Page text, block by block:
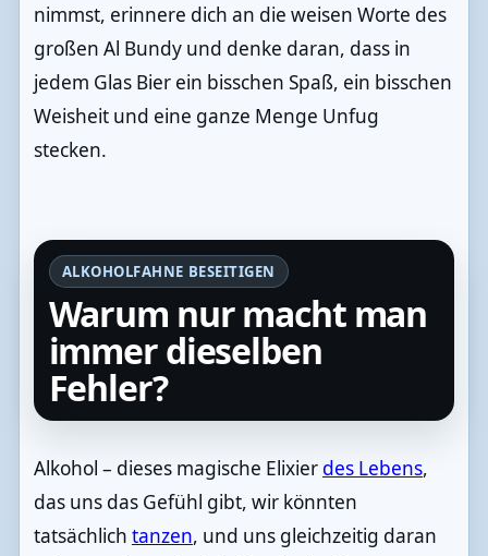
nimmst, erinnere dich an die weisen Worte des
großen Al Bundy und denke daran, dass in
jedem Glas Bier ein bisschen Spaß, ein bisschen
Weisheit und eine ganze Menge Unfug
stecken.
ALKOHOLFAHNE BESEITIGEN
Warum nur macht man
immer dieselben
Fehler?
Alkohol – dieses magische Elixier des Lebens,
das uns das Gefühl gibt, wir könnten
tatsächlich tanzen, und uns gleichzeitig daran